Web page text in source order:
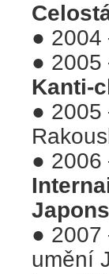
● 2004
● 2005
Kanti-
● 2005
● 2006
● 2007
umění